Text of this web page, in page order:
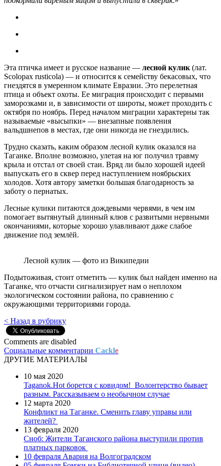
Эта птичка имеет и русское название — лесной кулик (лат.
Scolopax rusticola) — и относится к семейству бекасовых, что
гнездятся в умеренном климате Евразии. Это перелетная
птица и объект охоты. Ее миграция происходит с первыми
заморозками и, в зависимости от широты, может проходить с
октября по ноябрь. Перед началом миграции характерны так
называемые «высыпки» — внезапные появления
вальдшнепов в местах, где они никогда не гнездились.
Трудно сказать, каким образом лесной кулик оказался на
Таганке. Вполне возможно, улетая на юг получил травму
крыла и отстал от своей стаи. Вряд ли было хорошей идеей
выпускать его в сквер перед наступлением ноябрьских
холодов. Хотя автору заметки большая благодарность за
заботу о пернатых.
Лесные кулики питаются дождевыми червями, в чем им
помогает вытянутый длинный клюв с развитыми нервными
окончаниями, которые хорошо улавливают даже слабое
движение под землёй.
Лесной кулик — фото из Википедии
Подытоживая, стоит отметить — кулик был найден именно на
Таганке, что отчасти сигнализирует нам о неплохом
экологическом состоянии района, по сравнению с
окружающими территориями города.
< Назад в рубрику
Comments are disabled
Социальные комментарии Cackle
ДРУГИЕ МАТЕРИАЛЫ
10 мая 2020
Taganok.Hot борется с ковидом! Волонтерство бывает
разным. Рассказываем о необычном случае
12 марта 2020
Конфликт на Таганке. Сменить главу управы или
жителей?
13 февраля 2020
Сноб: Жители Таганского района выступили против
платных парковок
10 февраля Авария на Волгоградском